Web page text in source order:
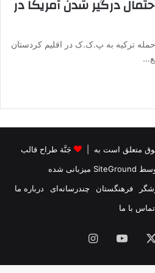
درگیر شدن آمریکا در
حمله ترکیه به پ.ک.ک در اقلیم کردستان
جَنَّة طراح قالب
SiteGround میزبانی شده
فرهنگستان چندرسانه‌ای
درباره ما
تماس با ما
یوتیوب